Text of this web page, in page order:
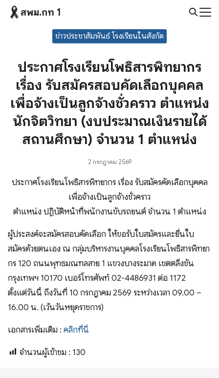
Skip
สพม.กท 1
ข่าวประชาสัมพันธ์ โรงเรียนในสังกัด
ประกาศโรงเรียนโพธิสารพิทยากร
เรื่อง รับสมัครสอบคัดเลือกบุคคล
เพื่อจ้างเป็นลูกจ้างชั่วคราว ตำแหน่ง
นักจิตวิทยา (งบประมาณเงินรายได้
สถานศึกษา) จำนวน 1 ตำแหน่ง
2 กรกฎาคม 2569
ประกาศโรงเรียนโพธิสารพิทยากร เรื่อง รับสมัครคัดเลือกบุคคล
เพื่อจ้างเป็นลูกจ้างชั่วคราว
ตำแหน่ง ปฏิบัติหน้าที่พนักงานขับรถยนต์ จำนวน 1 ตำแหน่ง
ผู้ประสงค์จะสมัครสอบคัดเลือก ให้ขอรับใบสมัครและยื่นใบ
สมัครด้วยตนเอง ณ กลุ่มบริหารงานบุคคลโรงเรียนโพธิสารพิทยา
กร 120 ถนนพุทธมณฑลสาย 1 แขวงบางระมาด เขตตลิ่งชัน
กรุงเทพฯ 10170 เบอร์โทรศัพท์ 02-4486931 ต่อ 1172
ตั้งแต่วันนี้ ถึงวันที่ 10 กรกฎาคม 2569 ระหว่างเวลา 09.00 –
16.00 น. (เว้นวันหยุดราชการ)
เอกสารเพิ่มเติม : คลิกที่นี่
จำนวนผู้เข้าชม : 130